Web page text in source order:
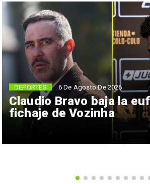
Claudio Bravo baja la
fichaje de Vozinha
DEPORTES 6 De Agosto De 2026